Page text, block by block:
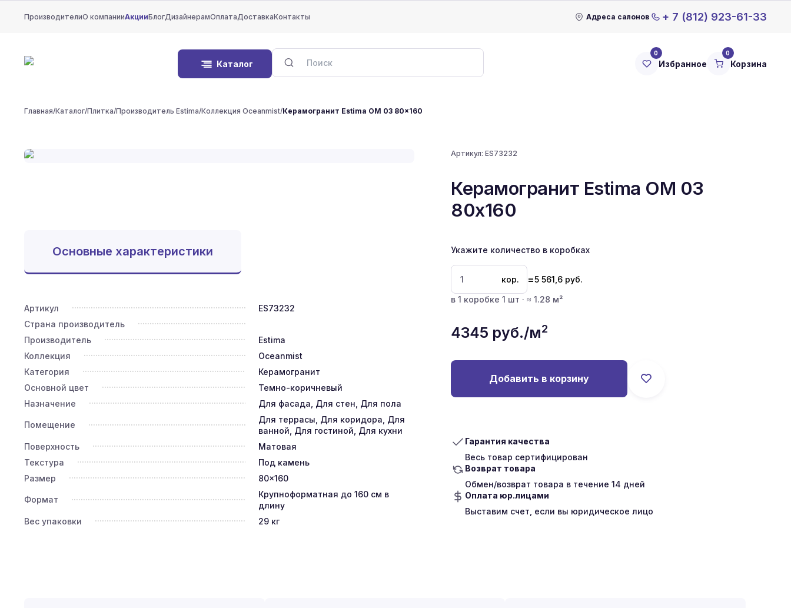
ПроизводителиО компанииАкцииБлогДизайнерамОплатаДоставкаКонтакты Адреса салонов + 7 (812) 923-61-33
Каталог
0
Избранное
0
Корзина
Главная/Каталог/Плитка/Производитель Estima/Коллекция Oceanmist/Керамогранит Estima OM 03 80x160
Артикул:ES73232
Керамогранит Estima OM 03
80x160
Укажите количество в коробках
кор. =5 561,6 руб.
в 1 коробке 1 шт · ≈ 1.28 м²
4345 руб./м2
Добавить в корзину
Гарантия качества
Весь товар сертифицирован
Возврат товара
Обмен/возврат товара в течение 14 дней
Оплата юр.лицами
Выставим счет, если вы юридическое лицо
Основные характеристики
Артикул
ES73232
Страна производитель
Производитель
Estima
Коллекция
Oceanmist
Категория
Керамогранит
Основной цвет
Темно-коричневый
Назначение
Для фасада, Для стен, Для пола
Помещение
Для террасы, Для коридора, Для
ванной, Для гостиной, Для кухни
Поверхность
Матовая
Текстура
Под камень
Размер
80x160
Формат
Крупноформатная до 160 см в
длину
Вес упаковки
29кг